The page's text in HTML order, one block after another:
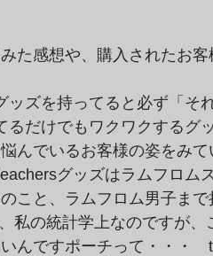
た感想や、購入されたお
ッズを持ってると必ず「そ
るだけでもワクワクするグ
んでいるお客様の姿をみて
グッズはラムフロ
こと、ラムフロム男子ま
私の統計学上なのですが
んですポーチって・・・